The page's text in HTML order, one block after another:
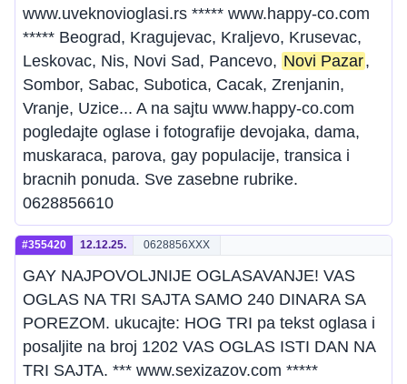
www.uveknovioglasi.rs ***** www.happy-co.com
***** Beograd, Kragujevac, Kraljevo, Krusevac,
Leskovac, Nis, Novi Sad, Pancevo, Novi Pazar,
Sombor, Sabac, Subotica, Cacak, Zrenjanin,
Vranje, Uzice... A na sajtu www.happy-co.com
pogledajte oglase i fotografije devojaka, dama,
muskaraca, parova, gay populacije, transica i
bracnih ponuda. Sve zasebne rubrike.
0628856610
#355420 12.12.25. 0628856XXX
GAY NAJPOVOLJNIJE OGLASAVANJE! VAS
OGLAS NA TRI SAJTA SAMO 240 DINARA SA
POREZOM. ukucajte: HOG TRI pa tekst oglasa i
posaljite na broj 1202 VAS OGLAS ISTI DAN NA
TRI SAJTA. *** www.sexizazov.com *****